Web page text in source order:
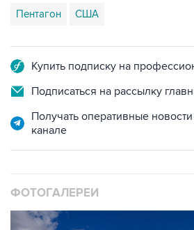
Пентагон США
Купить подписку на
Подписаться на рассылку
Получать оперативные
канале
ФОТОГАЛЕРЕИ